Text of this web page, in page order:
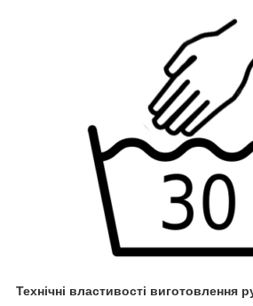
Технічні властивості виготовлення